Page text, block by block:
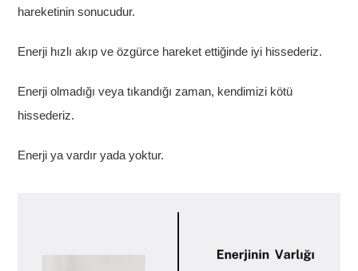
hareketinin sonucudur.
Enerji hızlı akıp ve özgürce hareket ettiğinde iyi hissederiz.
Enerji olmadığı veya tıkandığı zaman, kendimizi kötü
hissederiz.
Enerji ya vardır yada yoktur.